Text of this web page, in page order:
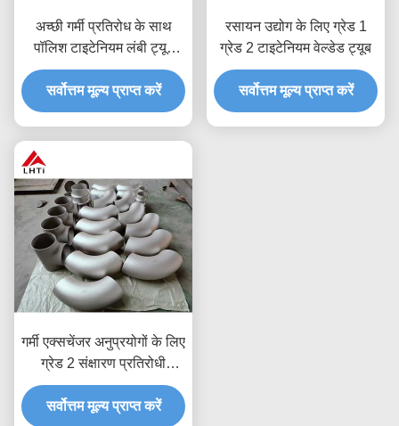
अच्छी गर्मी प्रतिरोध के साथ
पॉलिश टाइटेनियम लंबी ट्यूब
4.51G/Cm3 घनत्व
1000Mpa खिंचाव शक्ति
सर्वोत्तम मूल्य प्राप्त करें
रसायन उद्योग के लिए ग्रेड 1
ग्रेड 2 टाइटेनियम वेल्डेड ट्यूब
सर्वोत्तम मूल्य प्राप्त करें
गर्मी एक्सचेंजर अनुप्रयोगों के लिए
ग्रेड 2 संक्षारण प्रतिरोधी
टाइटेनियम ट्यूब और पाइप
सर्वोत्तम मूल्य प्राप्त करें